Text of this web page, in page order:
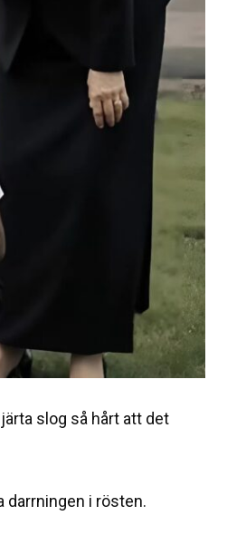
slog så hårt att det
darrningen i rösten.